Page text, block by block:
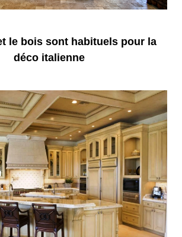
le bois sont habituels pour la
déco italienne